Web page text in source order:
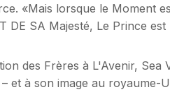
«Mais lorsque le Moment
DE SA Majesté, Le Prince
des Frères à L'Avenir,
et à son image au